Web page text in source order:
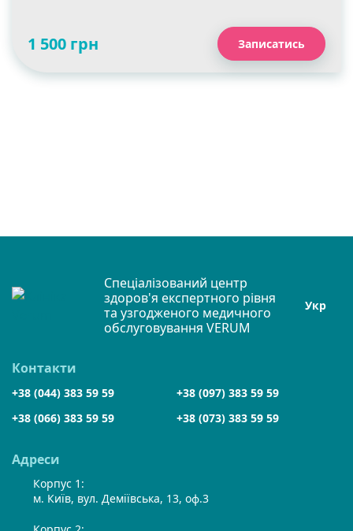
1 500 грн Записатись
Спеціалізований центр
здоров'я експертного рівня
та узгодженого медичного
обслуговування VERUM
Укр
Адреси
Корпус 1:
м. Київ, вул. Деміївська, 13, оф.3
Контакти
+38 (044) 383 59 59
+38 (097) 383 59 59
+38 (066) 383 59 59
+38 (073) 383 59 59